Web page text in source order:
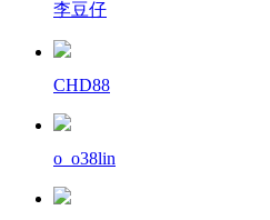
李豆仔
CHD88
o_o38lin